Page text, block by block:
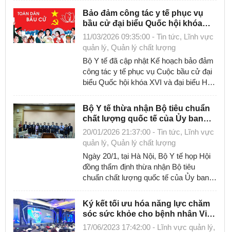
Bảo đảm công tác y tế phục vụ
bầu cử đại biểu Quốc hội khóa
XVI và HĐND các cấp
11/03/2026 09:35:00 - Tin tức, Lĩnh vực
quản lý, Quản lý chất lượng
Bộ Y tế đã cập nhật Kế hoạch bảo đảm
công tác y tế phục vụ Cuộc bầu cử đại
biểu Quốc hội khóa XVI và đại biểu Hội
Bộ Y tế thừa nhận Bộ tiêu chuẩn
chất lượng quốc tế của Ủy ban
chung tiêu chuẩn y tế Mỹ (JCI)
20/01/2026 21:37:00 - Tin tức, Lĩnh vực
quản lý, Quản lý chất lượng
Ngày 20/1, tại Hà Nội, Bộ Y tế họp Hội
đồng thẩm định thừa nhận Bộ tiêu
chuẩn chất lượng quốc tế của Ủy ban
Ký kết tối ưu hóa năng lực chăm
sóc sức khỏe cho bệnh nhân Việt
Nam
17/06/2023 17:42:00 - Lĩnh vực quản lý,